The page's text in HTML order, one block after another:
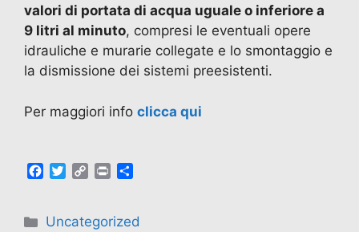
valori di portata di acqua uguale o inferiore a
9 litri al minuto, compresi le eventuali opere
idrauliche e murarie collegate e lo smontaggio e
la dismissione dei sistemi preesistenti.
Per maggiori info clicca qui
e
t
C
y
n
d
Uncategorized